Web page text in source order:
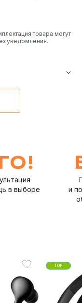
товара могут
уведомления.
в выборе
и
TOP